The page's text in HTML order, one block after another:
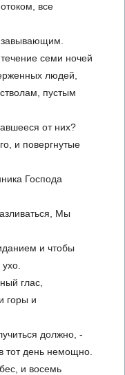
все
семи ночей
людей,
пустым
от них?
и повергнутые
Господа
Мы
и чтобы
глас,
горы и
должно, -
тот день немощно.
и восемь